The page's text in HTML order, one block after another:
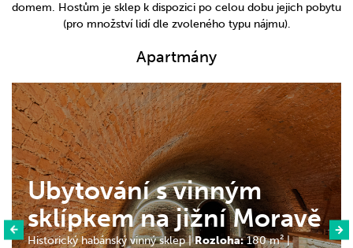
domem. Hostům je sklep k dispozici po celou dobu jejich pobytu
(pro množství lidí dle zvoleného typu nájmu).
Apartmány
Ubytování s vinným
sklípkem na jižní Moravě
Historický habánský vinný sklep |Rozloha:180 m² |